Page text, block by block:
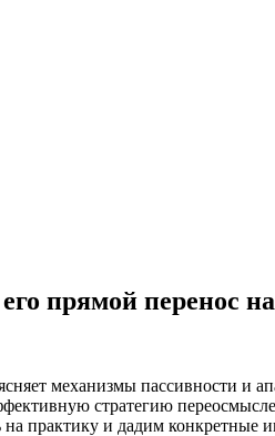
прямой перенос
механизмы пассивности и
стратегию
практику и дадим